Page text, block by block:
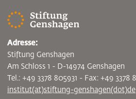
Adresse:
Stiftung Genshagen
Am Schloss 1 - D-14974 Genshagen
Tel.: +49 3378 805931 - Fax: +49 3378
institut(at)stiftung-genshagen(dot)de